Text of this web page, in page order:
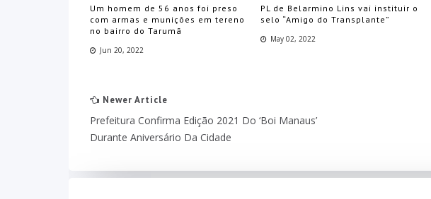
Um homem de 56 anos foi preso
com armas e munições em tereno
no bairro do Tarumã
Jun 20, 2022
PL de Belarmino Lins vai instituir o
selo “Amigo do Transplante”
May 02, 2022
Newer Article
Prefeitura Confirma Edição 2021 Do ‘Boi Manaus’
Durante Aniversário Da Cidade